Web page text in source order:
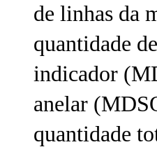
de linhas da
quantidade
indicador
anelar
quantidade